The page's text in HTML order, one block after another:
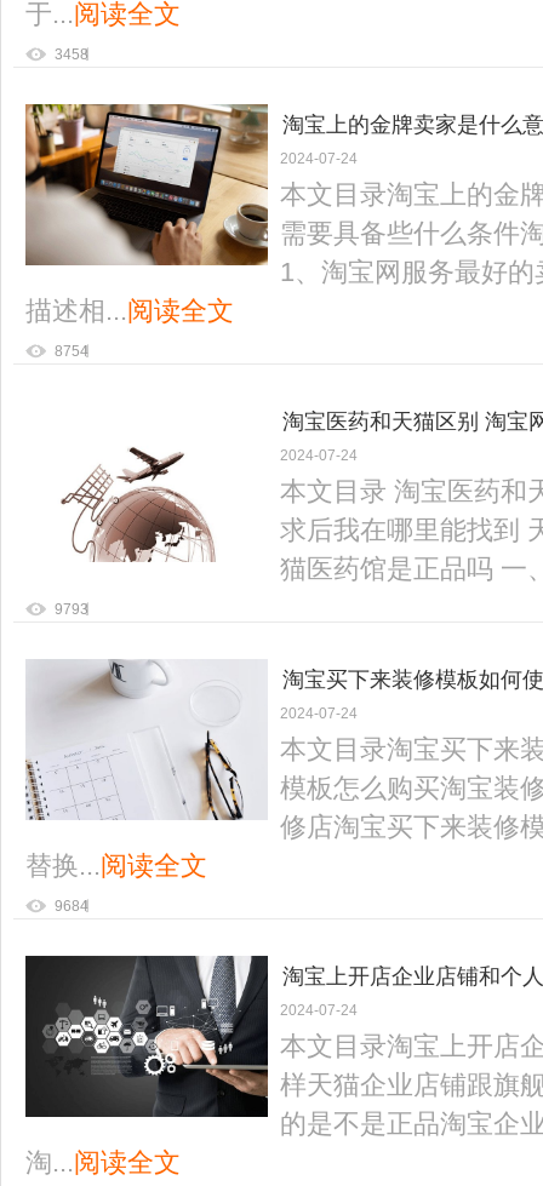
于...阅读全文
3458
淘宝上的金牌卖家是什么
2024-07-24
本文目录淘宝上的金
需要具备些什么条件
1、淘宝网服务最好
描述相...阅读全文
8754
淘宝医药和天猫区别 淘宝
2024-07-24
本文目录 淘宝医药和
求后我在哪里能找到
猫医药馆是正品吗 一
9793
淘宝买下来装修模板如何
2024-07-24
本文目录淘宝买下来
模板怎么购买淘宝装
修店淘宝买下来装修
替换...阅读全文
9684
淘宝上开店企业店铺和个
舰店什么区别
2024-07-24
本文目录淘宝上开店
样天猫企业店铺跟旗
的是不是正品淘宝企
淘...阅读全文